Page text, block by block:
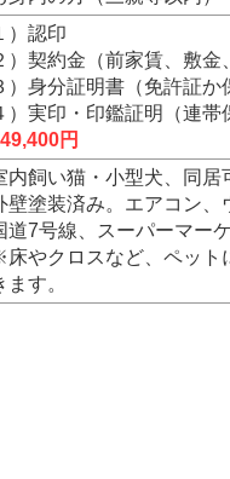
）認印
）契約金（前家賃、敷金
）身分証明書（免許証
）実印・印鑑証明（連帯
円
内飼い猫・小型犬、同居
壁塗装済み。エアコン、
道7号線、スーパーマー
やクロスなど、ペット
ます。